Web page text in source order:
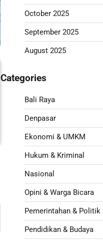
October 2025
September 2025
August 2025
Categories
Bali Raya
Denpasar
Ekonomi & UMKM
Hukum & Kriminal
Nasional
Opini & Warga Bicara
Pemerintahan & Politik
Pendidikan & Budaya